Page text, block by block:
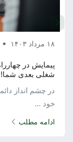
۱۸ مرداد ۱۴۰۳
پیمایش در
شغلی بعدی شما!
در چشم ‌انداز
خود ...
ادامه مطلب